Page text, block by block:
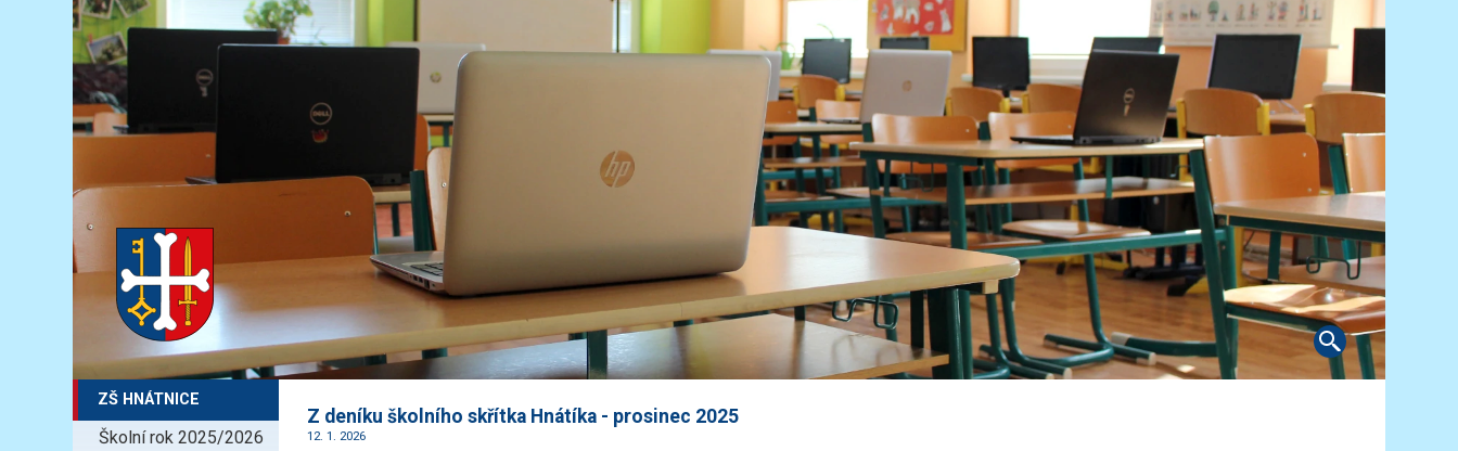
ZŠ HNÁTNICE
Školní rok 2025/2026
Z deníku školního skřítka Hnátíka - prosinec 2025
12. 1. 2026